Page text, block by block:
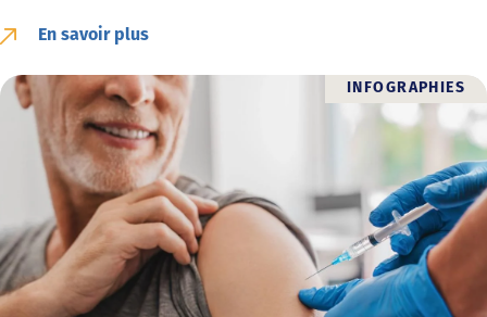
En savoir plus
INFOGRAPHIES